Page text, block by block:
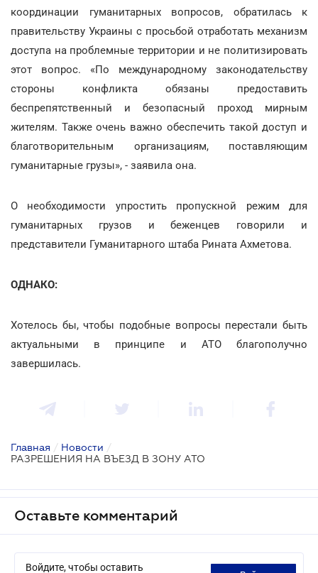
координации гуманитарных вопросов, обратилась к
правительству Украины с просьбой отработать механизм
доступа на проблемные территории и не политизировать
этот вопрос. «По международному законодательству
стороны конфликта обязаны предоставить
беспрепятственный и безопасный проход мирным
жителям. Также очень важно обеспечить такой доступ и
благотворительным организациям, поставляющим
гуманитарные грузы», - заявила она.
О необходимости упростить пропускной режим для
гуманитарных грузов и беженцев говорили и
представители Гуманитарного штаба Рината Ахметова.
ОДНАКО:
Хотелось бы, чтобы подобные вопросы перестали быть
актуальными в принципе и АТО благополучно
завершилась.
Главная / Новости /
РАЗРЕШЕНИЯ НА ВЪЕЗД В ЗОНУ АТО
Оставьте комментарий
Войдите, чтобы оставить